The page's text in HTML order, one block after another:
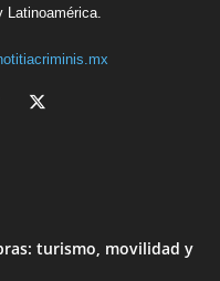
turismo, movilidad y